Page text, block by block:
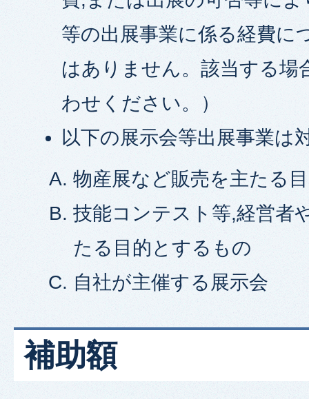
等の出展事業に係る経費に
はありません。該当する場
わせください。）
以下の展示会等出展事業は
物産展など販売を主たる
技能コンテスト等,経営者
たる目的とするもの
自社が主催する展示会
補助額